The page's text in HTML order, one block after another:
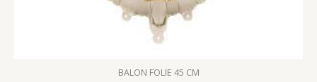
BALON FOLIE 45 CM